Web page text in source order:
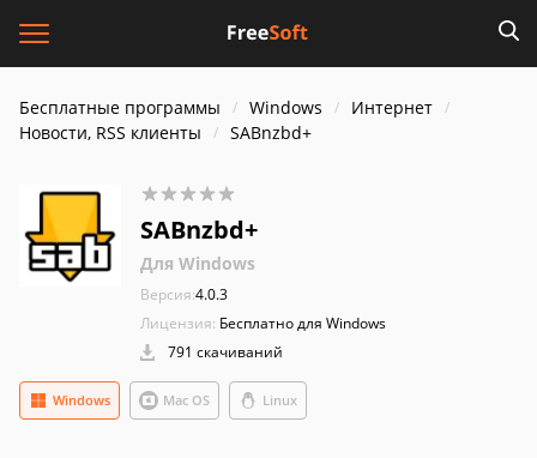
Бесплатные программы Windows
Интернет
Новости, RSS клиенты
SABnzbd+
SABnzbd+
Для Windows
Версия:4.0.3
Лицензия: Бесплатно для Windows
791 скачиваний
Mac OS Linux
Windows